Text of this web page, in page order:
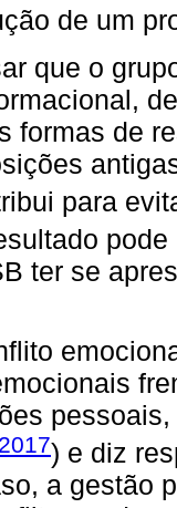
de um
que o
formas de
para
ter se
) e diz
a gestão